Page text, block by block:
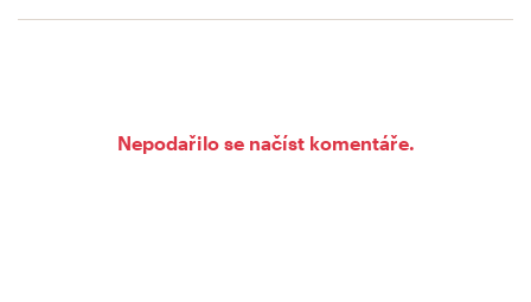
Nepodařilo se načíst komentáře.